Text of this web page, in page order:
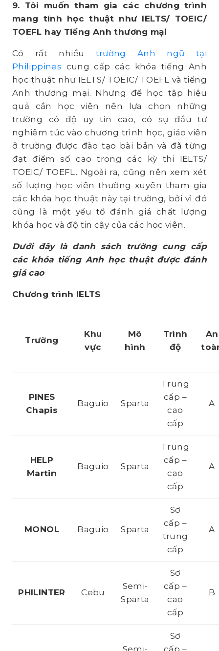
9. Tôi muốn tham gia các chương trình
mang tính học thuật như IELTS/ TOEIC/
TOEFL hay Tiếng Anh thương mại
Có rất nhiều trường Anh ngữ tại
Philippines cung cấp các khóa tiếng Anh
học thuật như IELTS/ TOEIC/ TOEFL và tiếng
Anh thương mại. Nhưng để học tập hiệu
quả cần học viên nên lựa chọn những
trường có độ uy tín cao, có sự đầu tư
nghiêm túc vào chương trình học, giáo viên
ở trường được đào tạo bài bản và đã từng
đạt điểm số cao trong các kỳ thi IELTS/
TOEIC/ TOEFL. Ngoài ra, cũng nên xem xét
số lượng học viên thường xuyên tham gia
các khóa học thuật này tại trường, bởi vì đó
cũng là một yếu tố đánh giá chất lượng
khóa học và độ tin cậy của các học viên.
Dưới đây là danh sách trường cung cấp
các khóa tiếng Anh học thuật được đánh
giá cao
Chương trình IELTS
Trường
Khu
vực
Mô
hình
Trình
độ
An
PINES
Chapis
Baguio Sparta
Trung
cấp –
cao
cấp
A
HELP
Martin
Baguio Sparta
Trung
cấp –
cao
cấp
A
MONOL Baguio Sparta
Sơ
cấp –
trung
cấp
A
PHILINTER Cebu
Semi-
Sparta
Sơ
cấp –
cao
cấp
B
Sơ